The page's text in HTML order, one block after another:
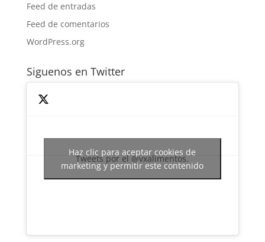
Feed de entradas
Feed de comentarios
WordPress.org
Siguenos en Twitter
Tweets por el @vxalimentos.
Haz clic para aceptar cookies de
marketing y permitir este contenido